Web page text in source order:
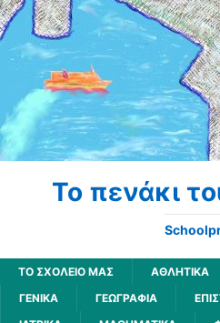
Το πενάκι
ΤΟ ΣΧΟΛΕΙΟ ΜΑΣ ΑΘΛΗΤΙΚΆ
ΓΕΝΙΚΆ
ΓΕΩΓΡΑΦΊΑ